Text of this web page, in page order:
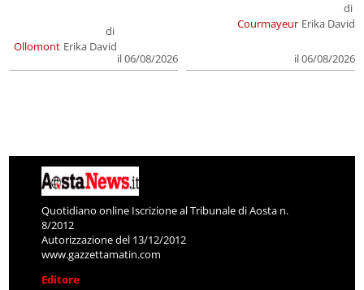
Ollomont
di
Erika David
il 06/08/2026
Courmayeur
di
Erika David
il 06/08/2026
Quotidiano online Iscrizione al Tribunale di Aosta n.
8/2012
Autorizzazione del 13/12/2012
www.gazzettamatin.com
Editore